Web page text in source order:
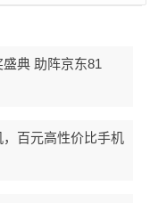
典 助阵京东81
百元高性价比手机